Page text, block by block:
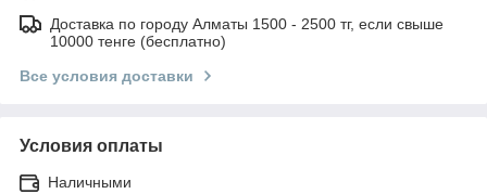
Доставка по городу Алматы 1500 - 2500 тг, если свыше
10000 тенге (бесплатно)
Все условия доставки
Условия оплаты
Наличными